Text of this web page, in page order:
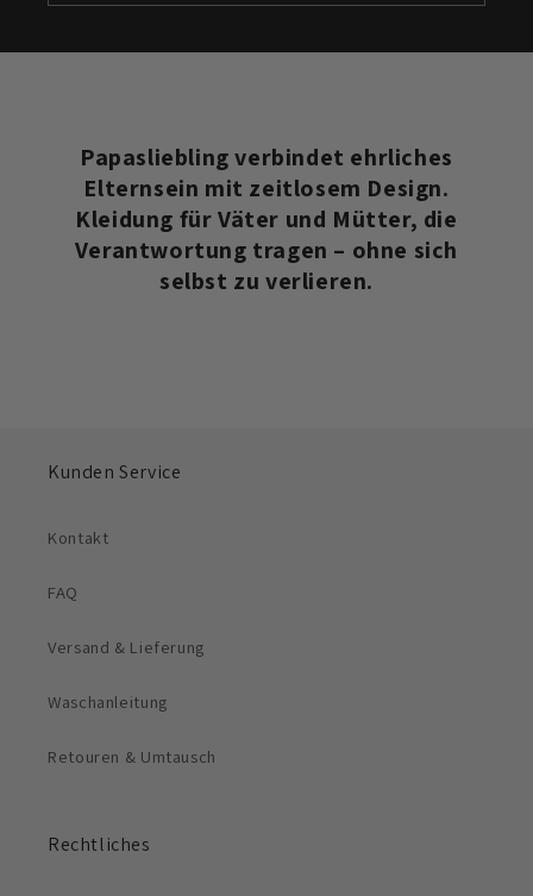
Papasliebling verbindet ehrliches
Elternsein mit zeitlosem Design.
Kleidung für Väter und Mütter, die
Verantwortung tragen – ohne sich
selbst zu verlieren.
Kunden Service
Kontakt
FAQ
Versand & Lieferung
Waschanleitung
Retouren & Umtausch
Rechtliches